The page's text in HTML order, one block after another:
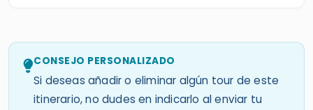
CONSEJO PERSONALIZADO
Si deseas añadir o eliminar algún tour de este
itinerario, no dudes en indicarlo al enviar tu